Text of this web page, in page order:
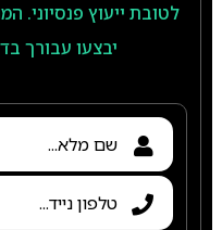
לטובת ייעוץ פנסיוני.
יבצעו עבורך